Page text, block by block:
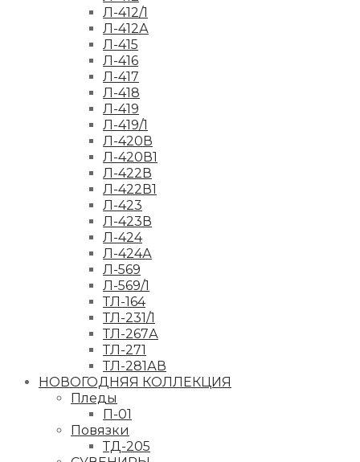
Л-412/1
Л-412А
Л-415
Л-416
Л-417
Л-418
Л-419
Л-419/1
Л-420В
Л-420В1
Л-422В
Л-422В1
Л-423
Л-423В
Л-424
Л-424А
Л-569
Л-569/1
ТЛ-164
ТЛ-231/1
ТЛ-267А
ТЛ-271
ТЛ-281АВ
НОВОГОДНЯЯ КОЛЛЕКЦИЯ
Пледы
П-01
Повязки
ТД-205